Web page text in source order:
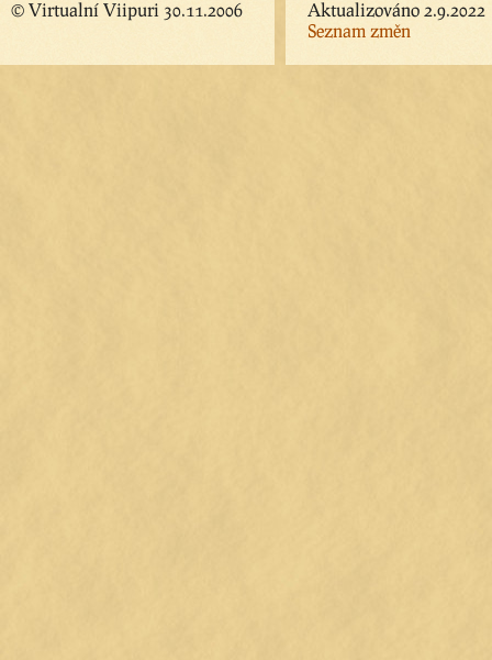
© Virtualní Viipuri 30.11.2006
Aktualizováno 2.9.2022
Seznam změn